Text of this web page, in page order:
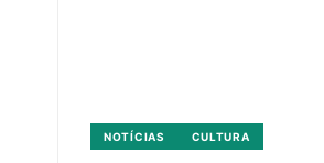
NOTÍCIAS CULTURA